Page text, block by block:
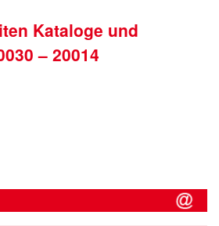
Kataloge und
– 20014